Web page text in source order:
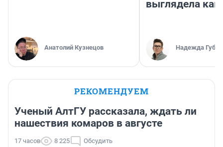
Анатолий Кузнецов
выглядела как
Надежда
РЕКОМЕНДУЕМ
Ученый АлтГУ рассказала, ждать ли
нашествия комаров в августе
17 часов 8 225 Обсудить